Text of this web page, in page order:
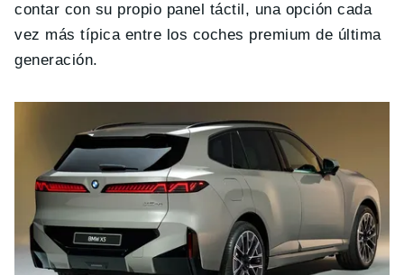
contar con su propio panel táctil, una opción cada
vez más típica entre los coches premium de última
generación.